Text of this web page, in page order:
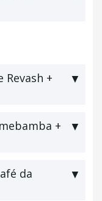
Revash +
▼
+
▼
da
▼